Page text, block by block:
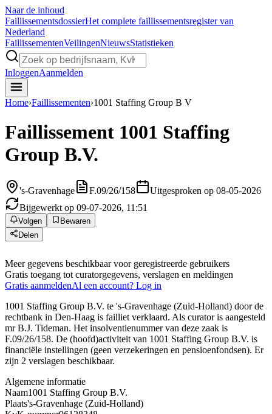
Naar de inhoud
FaillissementsdossierHet complete faillissementsregister van
Nederland
FaillissementenVeilingenNieuwsStatistieken
InloggenAanmelden
Home›Faillissementen›1001 Staffing Group B V
Faillissement 1001 Staffing
Group B.V.
's-Gravenhage F.09/26/158
Uitgesproken op 08-05-2026
Bijgewerkt op 09-07-2026, 11:51
Volgen
Bewaren
Delen
Meer gegevens beschikbaar voor geregistreerde gebruikers
Gratis toegang tot curatorgegevens, verslagen en meldingen
Gratis aanmeldenAl een account? Log in
1001 Staffing Group B.V. te 's-Gravenhage (Zuid-Holland) door de
rechtbank in Den-Haag is failliet verklaard. Als curator is aangesteld
mr B.J. Tideman. Het insolventienummer van deze zaak is
F.09/26/158. De (hoofd)activiteit van 1001 Staffing Group B.V. is
financiële instellingen (geen verzekeringen en pensioenfondsen). Er
zijn 2 verslagen beschikbaar.
Algemene informatie
Naam1001 Staffing Group B.V.
Plaats's-Gravenhage (Zuid-Holland)